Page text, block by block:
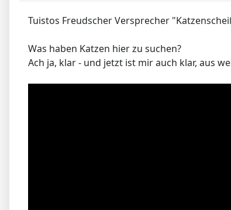
Tuistos Freudscher Versprecher
Was haben Katzen hier zu suchen?
Ach ja, klar - und jetzt ist mir auch klar, aus